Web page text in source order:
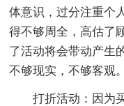
体意识，过分注重个
得不够周全，高估了
了活动将会带动产生
不够现实，不够客观。
打折活动：因为买